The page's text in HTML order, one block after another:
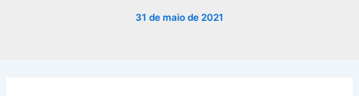
31 de maio de 2021